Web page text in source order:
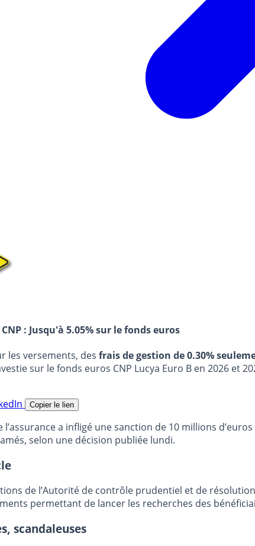
: Jusqu'à 5.05% sur le fonds euros
les versements, des frais de gestion de 0.30%
sur le fonds euros CNP Lucya Euro B en 2026 et
Copier le lien
a infligé une sanction de 10 millions
selon une décision publiée lundi.
de l’Autorité de contrôle prudentiel et de
permettant de lancer les recherches des
scandaleuses